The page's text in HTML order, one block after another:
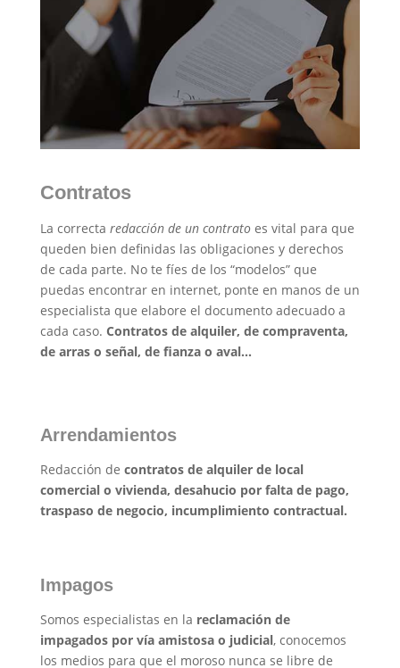
Contratos
La correcta redacción de un contratoes vital para que
queden bien definidas las obligaciones y derechos
de cada parte. No te fíes de los “modelos” que
puedas encontrar en internet, ponte en manos de un
especialista que elabore el documento adecuado a
cada caso. Contratos de alquiler, de compraventa,
de arras o señal, de fianza o aval…
Arrendamientos
Redacción de contratos de alquiler de local
comercial o vivienda, desahucio por falta de pago,
traspaso de negocio, incumplimiento contractual.
Impagos
Somos especialistas en la reclamación de
impagados por vía amistosa o judicial, conocemos
los medios para que el moroso nunca se libre de